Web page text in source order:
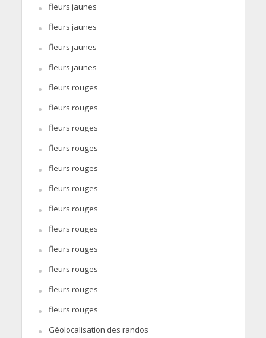
fleurs jaunes
fleurs jaunes
fleurs jaunes
fleurs jaunes
fleurs rouges
fleurs rouges
fleurs rouges
fleurs rouges
fleurs rouges
fleurs rouges
fleurs rouges
fleurs rouges
fleurs rouges
fleurs rouges
fleurs rouges
fleurs rouges
Géolocalisation des randos